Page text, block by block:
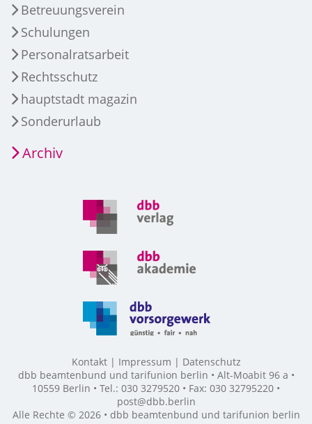
Betreuungsverein
Schulungen
Personalratsarbeit
Rechtsschutz
hauptstadt magazin
Sonderurlaub
Archiv
Kontakt Impressum
Datenschutz
dbb beamtenbund und tarifunion berlin • Alt-Moabit 96 a •
10559 Berlin • Tel.: 030 3279520 • Fax: 030 32795220 •
post@dbb.berlin
Alle Rechte © 2026 • dbb beamtenbund und tarifunion berlin